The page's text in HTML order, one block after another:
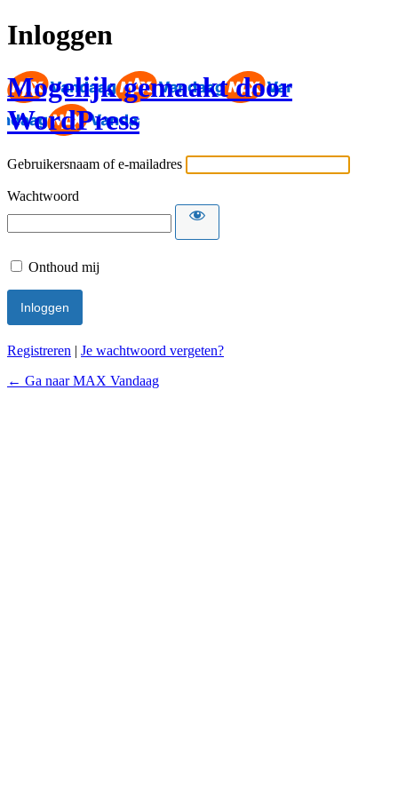
Inloggen
Mogelijk gemaakt door
WordPress
Gebruikersnaam of e-mailadres
Wachtwoord
Onthoud mij
Registreren | Je wachtwoord vergeten?
← Ga naar MAX Vandaag